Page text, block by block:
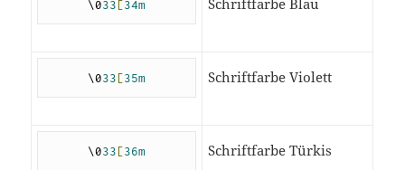
\033[34m Schriftfarbe Blau
\033[35m Schriftfarbe Violett
\033[36m Schriftfarbe Türkis